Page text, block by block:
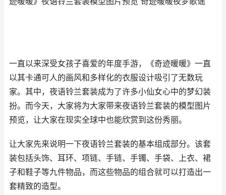
一直以来深受女孩子喜爱的年度手游，《奇迹暖暖》一直
以其卡通可人的画风和多样化的衣服设计吸引了无数玩
家。其中，夜语铃兰套装成为了许多小仙女心中的梦幻装
扮。而今天，大家将为大家带来夜语铃兰套装的模型图片
预览，让大家在现实全球中也能欣赏到这份秀丽。
让大家先来说明一下夜语铃兰套装的基本组成部分。该套
装包括头饰、耳环、项链、手链、手镯、手袋、上衣、裙
子和鞋子等九件物品，而这些物品的组合就可以打造出一
套精致的造型。